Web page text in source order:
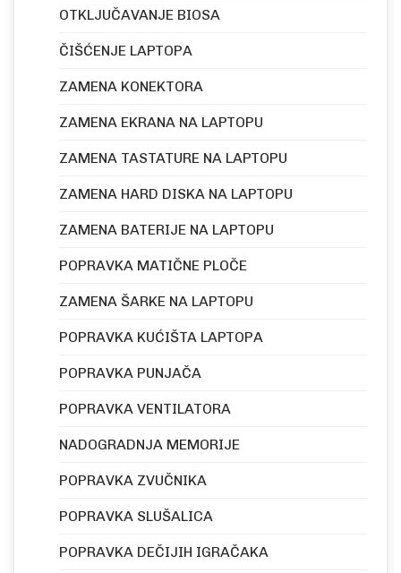
OTKLJUČAVANJE BIOSA
ČIŠĆENJE LAPTOPA
ZAMENA KONEKTORA
ZAMENA EKRANA NA LAPTOPU
ZAMENA TASTATURE NA LAPTOPU
ZAMENA HARD DISKA NA LAPTOPU
ZAMENA BATERIJE NA LAPTOPU
POPRAVKA MATIČNE PLOČE
ZAMENA ŠARKE NA LAPTOPU
POPRAVKA KUĆIŠTA LAPTOPA
POPRAVKA PUNJAČA
POPRAVKA VENTILATORA
NADOGRADNJA MEMORIJE
POPRAVKA ZVUČNIKA
POPRAVKA SLUŠALICA
POPRAVKA DEČIJIH IGRAČAKA